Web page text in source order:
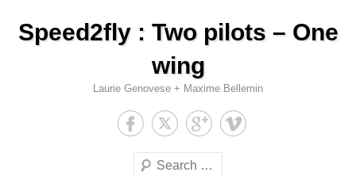
Speed2fly : Two pilots – One
wing
Laurie Genovese + Maxime Bellemin
Recherche